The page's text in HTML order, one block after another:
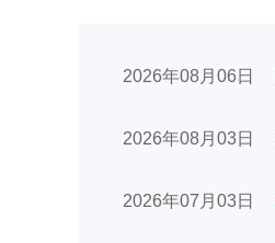
2026年08月06日
2026年08月03日
2026年07月03日